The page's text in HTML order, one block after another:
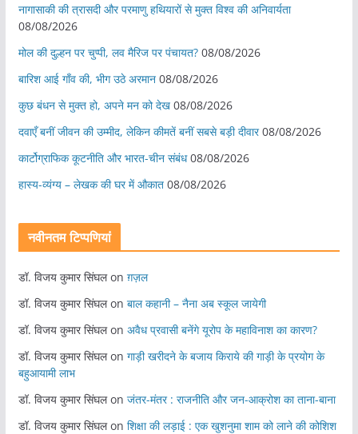
नागासाकी की त्रासदी और परमाणु हथियारों से मुक्त विश्व की अनिवार्यता
08/08/2026
मोल की दुल्हन पर चुप्पी, लव मैरिज पर पंचायत? 08/08/2026
बारिश आई गाँव की, भीग उठे अरमान 08/08/2026
कुछ बंधन से मुक्त हो, अपने मन को देख 08/08/2026
दवाएँ बनीं जीवन की उम्मीद, लेकिन कीमतें बनीं सबसे बड़ी दीवार 08/08/2026
कार्टोग्राफिक कूटनीति और भारत-चीन संबंध 08/08/2026
हास्य-व्यंग्य – लेखक की घर में औकात 08/08/2026
नवीनतम टिप्पणियां
डॉ. विजय कुमार सिंघलon ग़ज़ल
डॉ. विजय कुमार सिंघलon बाल कहानी – नैना अब स्कूल जायेगी
डॉ. विजय कुमार सिंघलon अवैध प्रवासी बनेंगे यूरोप के महाविनाश का कारण?
डॉ. विजय कुमार सिंघलon गाड़ी खरीदने के बजाय किराये की गाड़ी के प्रयोग के
बहुआयामी लाभ
डॉ. विजय कुमार सिंघलon जंतर-मंतर : राजनीति और जन-आक्रोश का ताना-बाना
डॉ. विजय कुमार सिंघलon शिक्षा की लड़ाई : एक खुशनुमा शाम को लाने की कोशिश